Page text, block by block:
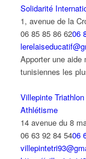
Solidarité
1, avenue de la
06 85 85 86 6206
Apporter une aide
tunisiennes les
Villepinte Triathlon
Athlétisme
14 avenue du 8
06 63 92 84 5406